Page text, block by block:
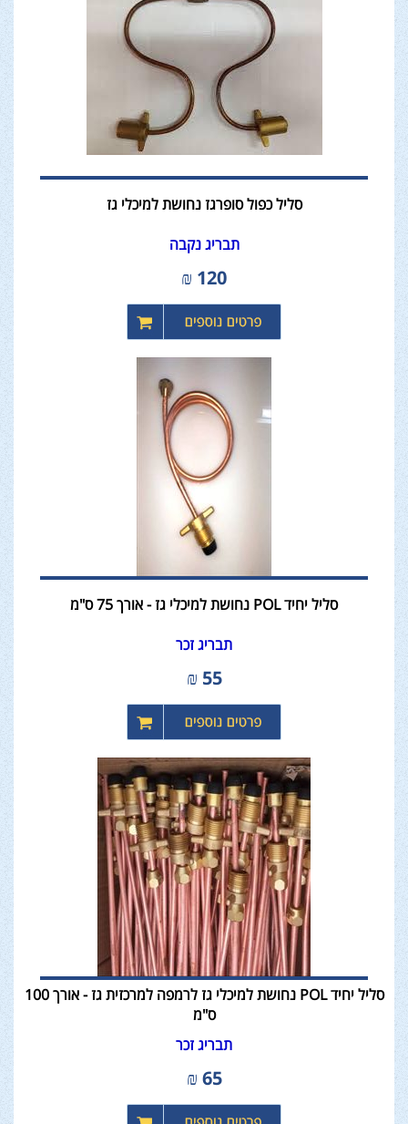
סליל כפול סופרגז נחושת למיכלי גז
תבריג נקבה
120
₪
סליל יחיד POL נחושת למיכלי גז - אורך 75 ס"מ
תבריג זכר
55
₪
סליל יחיד POL נחושת למיכלי גז לרמפה למרכזית גז - אורך 100
ס"מ
תבריג זכר
65
₪